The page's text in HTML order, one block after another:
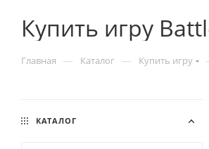
Купить игру
Главная — Каталог — Купить игру
КАТАЛОГ